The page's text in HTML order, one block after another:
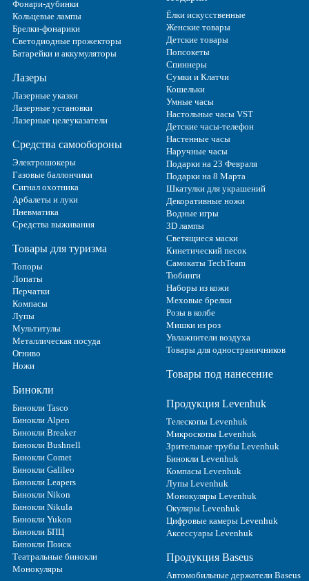
Фонари-дубинки
Кольцевые лампы
Брелки-фонарики
Светодиодные прожекторы
Батарейки и аккумуляторы
Лазеры
Лазерные указки
Лазерные установки
Лазерные целеуказатели
Средства самообороны
Электрошокеры
Газовые баллончики
Сигнал охотника
Арбалеты и луки
Пневматика
Средства выживания
Товары для туризма
Топоры
Лопаты
Перчатки
Компасы
Лупы
Мультитулы
Металлическая посуда
Огниво
Ножи
Бинокли
Бинокли Tasco
Бинокли Alpen
Бинокли Breaker
Бинокли Bushnell
Бинокли Comet
Бинокли Galileo
Бинокли Leapers
Бинокли Nikon
Бинокли Nikula
Бинокли Yukon
Бинокли БПЦ
Бинокли Поиск
Театральные бинокли
Монокуляры
Ёлки искусственные
Женские товары
Детские товары
Попсокеты
Спиннеры
Сумки и Клатчи
Кошельки
Умные часы
Настольные часы VST
Детские часы-телефон
Настенные часы
Наручные часы
Подарки на 23 Февраля
Подарки на 8 Марта
Шкатулки для украшений
Декоративные ножи
Водные игры
3D лампы
Светящиеся маски
Кинетический песок
Самокаты TechTeam
Тюбинги
Наборы из кожи
Меховые брелки
Розы в колбе
Мишки из роз
Увлажнители воздуха
Товары для одностраничников
Товары под нанесение
Продукция Levenhuk
Телескопы Levenhuk
Микроскопы Levenhuk
Зрительные трубы Levenhuk
Бинокли Levenhuk
Компасы Levenhuk
Лупы Levenhuk
Монокуляры Levenhuk
Окуляры Levenhuk
Цифровые камеры Levenhuk
Аксессуары Levenhuk
Продукция Baseus
Автомобильные держатели Baseus